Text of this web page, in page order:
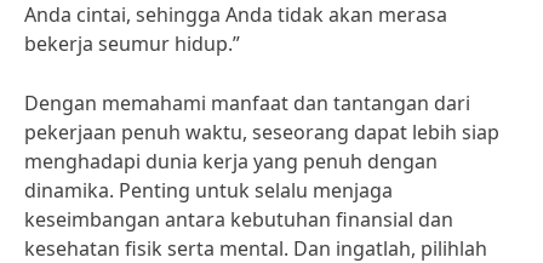
Anda cintai, sehingga Anda tidak akan merasa
bekerja seumur hidup.”
Dengan memahami manfaat dan tantangan dari
pekerjaan penuh waktu, seseorang dapat lebih siap
menghadapi dunia kerja yang penuh dengan
dinamika. Penting untuk selalu menjaga
keseimbangan antara kebutuhan finansial dan
kesehatan fisik serta mental. Dan ingatlah, pilihlah